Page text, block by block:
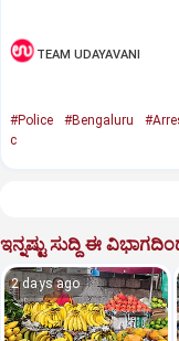
TEAM UDAYAVANI
#Police #Bengaluru
c
ಇನ್ನಷ್ಟು ಸುದ್ದಿ ಈ
2 days ago